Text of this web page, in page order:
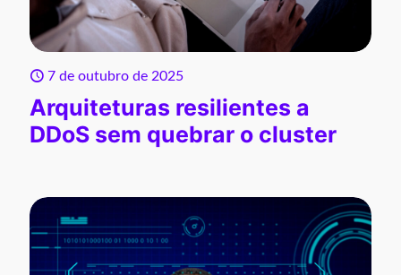
7 de outubro de 2025
Arquiteturas resilientes a
DDoS sem quebrar o cluster